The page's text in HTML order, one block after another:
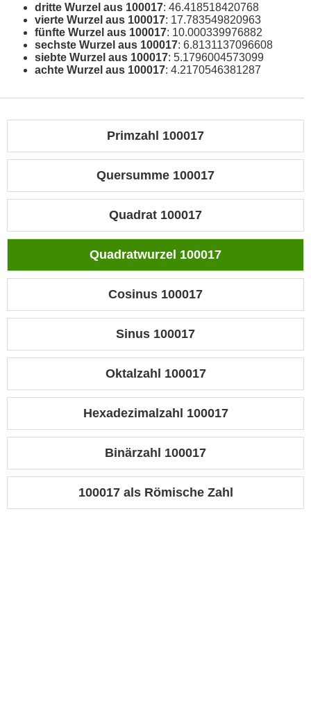
dritte Wurzel aus 100017: 46.418518420768
vierte Wurzel aus 100017: 17.783549820963
fünfte Wurzel aus 100017: 10.000339976882
sechste Wurzel aus 100017: 6.8131137096608
siebte Wurzel aus 100017: 5.1796004573099
achte Wurzel aus 100017: 4.2170546381287
Primzahl 100017
Quersumme 100017
Quadrat 100017
Quadratwurzel 100017
Cosinus 100017
Sinus 100017
Oktalzahl 100017
Hexadezimalzahl 100017
Binärzahl 100017
100017 als Römische Zahl